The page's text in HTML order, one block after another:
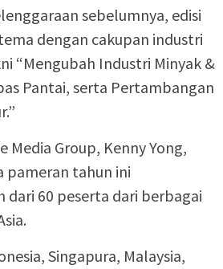
sebelumnya, edisi
dengan cakupan industri
“Mengubah Industri Minyak &
Pantai, serta Pertambangan
Media Group, Kenny Yong,
pameran tahun ini
dari 60 peserta dari berbagai
Singapura, Malaysia,